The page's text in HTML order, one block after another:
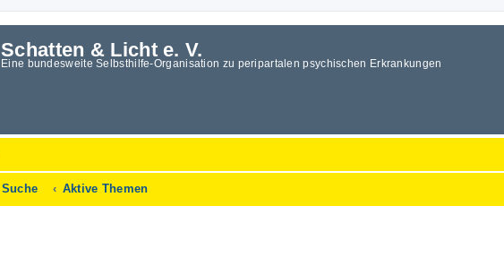
Schatten & Licht e. V.
Eine bundesweite Selbsthilfe-Organisation zu peripartalen psychischen Erkrankungen
Suche Aktive Themen